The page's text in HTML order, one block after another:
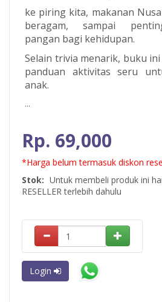
ke piring kita, makanan
beragam, sampai
pangan bagi kehidupan.
Selain trivia menarik, buku
panduan aktivitas seru
anak.
...
Rp. 69,000
*Harga belum termasuk diskon
Stok: Untuk membeli produk ini
RESELLER terlebih dahulu
Login